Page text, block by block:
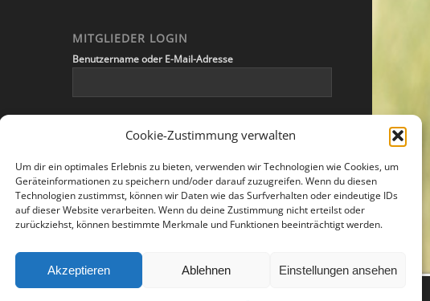
Cookie-Zustimmung verwalten
Um dir ein optimales Erlebnis zu bieten, verwenden wir Technologien wie Cookies, um
Geräteinformationen zu speichern und/oder darauf zuzugreifen. Wenn du diesen
Technologien zustimmst, können wir Daten wie das Surfverhalten oder eindeutige IDs
auf dieser Website verarbeiten. Wenn du deine Zustimmung nicht erteilst oder
zurückziehst, können bestimmte Merkmale und Funktionen beeinträchtigt werden.
Akzeptieren Ablehnen Einstellungen ansehen
MITGLIEDER LOGIN
Benutzername oder E-Mail-Adresse
Angemeldet bleiben